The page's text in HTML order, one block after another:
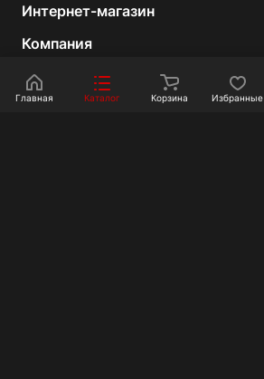
Интернет-магазин
Компания
Информация
Покупателям
Главная Каталог Корзина Избранные